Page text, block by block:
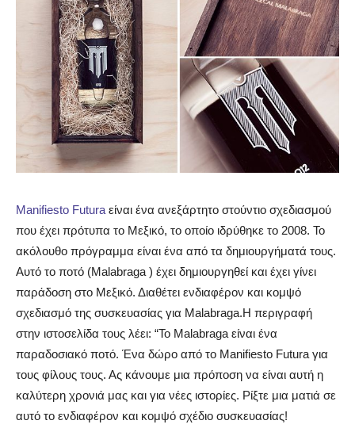
Manifiesto Futura είναι ένα ανεξάρτητο στούντιο σχεδιασμού
που έχει πρότυπα το Μεξικό, το οποίο ιδρύθηκε το 2008. Το
ακόλουθο πρόγραμμα είναι ένα από τα δημιουργήματά τους.
Αυτό το ποτό (Malabraga ) έχει δημιουργηθεί και έχει γίνει
παράδοση στο Μεξικό. Διαθέτει ενδιαφέρον και κομψό
σχεδιασμό της συσκευασίας για Malabraga.Η περιγραφή
στην ιστοσελίδα τους λέει: “Το Malabraga είναι ένα
παραδοσιακό ποτό. Ένα δώρο από το Manifiesto Futura για
τους φίλους τους. Ας κάνουμε μια πρόποση να είναι αυτή η
καλύτερη χρονιά μας και για νέες ιστορίες. Ρίξτε μια ματιά σε
αυτό το ενδιαφέρον και κομψό σχέδιο συσκευασίας!